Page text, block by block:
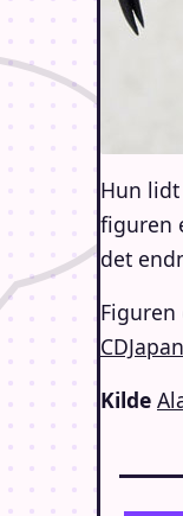
Hun lidt
figuren
det
CDJapan
Kilde